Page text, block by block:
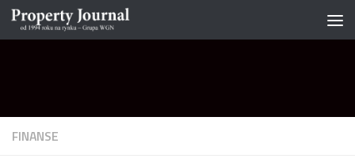
Skip to content
FINANSE